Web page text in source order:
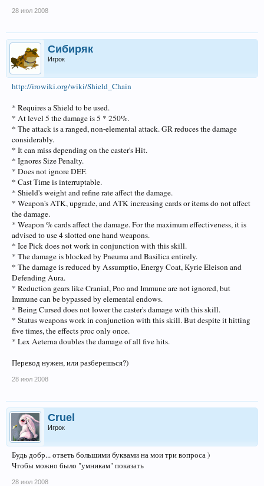
28 июл 2008
Сибиряк
Игрок
http://irowiki.org/wiki/Shield_Chain
* Requires a Shield to be used.
* At level 5 the damage is 5 * 250%.
* The attack is a ranged, non-elemental attack. GR reduces the damage
considerably.
* It can miss depending on the caster's Hit.
* Ignores Size Penalty.
* Does not ignore DEF.
* Cast Time is interruptable.
* Shield's weight and refine rate affect the damage.
* Weapon's ATK, upgrade, and ATK increasing cards or items do not affect
the damage.
* Weapon % cards affect the damage. For the maximum effectiveness, it is
advised to use 4 slotted one hand weapons.
* Ice Pick does not work in conjunction with this skill.
* The damage is blocked by Pneuma and Basilica entirely.
* The damage is reduced by Assumptio, Energy Coat, Kyrie Eleison and
Defending Aura.
* Reduction gears like Cranial, Poo and Immune are not ignored, but
Immune can be bypassed by elemental endows.
* Being Cursed does not lower the caster's damage with this skill.
* Status weapons work in conjunction with this skill. But despite it hitting
five times, the effects proc only once.
* Lex Aeterna doubles the damage of all five hits.
Перевод нужен, или разберешься?)
28 июл 2008
Cruel
Игрок
Будь добр... ответь большими буквами на мои три вопроса )
Чтобы можно было "умникам" показать
28 июл 2008